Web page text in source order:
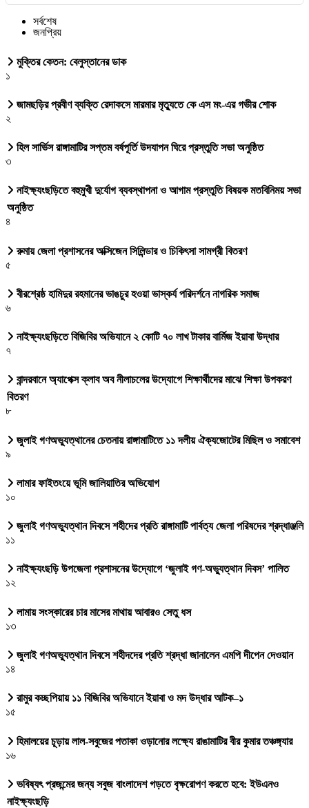
সর্বশেষ
জনপ্রিয়
মুক্তির কেতন: বেলুস্তানের ডাক
১
জামছড়ির প্রবীণ ব্যক্তি রেদাকসে মারমার মৃত্যুতে কে এস মং-এর গভীর শোক
২
হিল সার্ভিস রাঙ্গামাটির সপ্তম বর্ষপূর্তি উদযাপন ঘিরে প্রস্তুতি সভা অনুষ্ঠিত
৩
নাইক্ষ্যংছড়িতে বহুমুখী দুর্যোগ ব্যবস্থাপনা ও আগাম প্রস্তুতি বিষয়ক মতবিনিময় সভা
অনুষ্ঠিত
৪
রুমায় জেলা প্রশাসনের অক্সিজেন সিলিন্ডার ও চিকিৎসা সামগ্রী বিতরণ
৫
বীরশ্রেষ্ঠ হামিদুর রহমানের ভাঙচুর হওয়া ভাস্কর্য পরিদর্শনে নাগরিক সমাজ
৬
নাইক্ষ্যংছড়িতে বিজিবির অভিযানে ২ কোটি ৭০ লাখ টাকার বার্মিজ ইয়াবা উদ্ধার
৭
বান্দরবানে অ্যাপেক্স ক্লাব অব নীলাচলের উদ্যোগে শিক্ষার্থীদের মাঝে শিক্ষা উপকরণ
বিতরণ
৮
জুলাই গণঅভ্যুত্থানের চেতনায় রাঙ্গামাটিতে ১১ দলীয় ঐক্যজোটের মিছিল ও সমাবেশ
৯
লামার ফাইতংয়ে ভূমি জালিয়াতির অভিযোগ
১০
জুলাই গণঅভ্যুত্থান দিবসে শহীদের প্রতি রাঙ্গামাটি পার্বত্য জেলা পরিষদের শ্রদ্ধাঞ্জলি
১১
নাইক্ষ্যংছড়ি উপজেলা প্রশাসনের উদ্যোগে ‘জুলাই গণ-অভ্যুত্থান দিবস’ পালিত
১২
লামায় সংস্কারের চার মাসের মাথায় আবারও সেতু ধস
১৩
জুলাই গণঅভ্যুত্থান দিবসে শহীদদের প্রতি শ্রদ্ধা জানালেন এমপি দীপেন দেওয়ান
১৪
রামুর কচ্ছপিয়ায় ১১ বিজিবির অভিযানে ইয়াবা ও মদ উদ্ধার আটক–১
১৫
হিমালয়ের চূড়ায় লাল-সবুজের পতাকা ওড়ানোর লক্ষ্যে রাঙামাটির বীর কুমার তঞ্চঙ্গ্যার
১৬
ভবিষ্যৎ প্রজন্মের জন্য সবুজ বাংলাদেশ গড়তে বৃক্ষরোপণ করতে হবে: ইউএনও
নাইক্ষ্যংছড়ি